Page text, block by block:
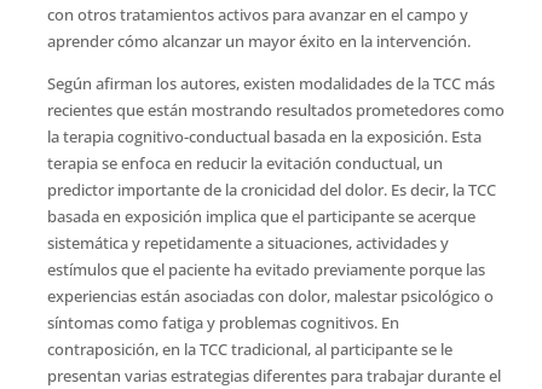
con otros tratamientos activos para avanzar en el campo y
aprender cómo alcanzar un mayor éxito en la intervención.
Según afirman los autores, existen modalidades de la TCC más
recientes que están mostrando resultados prometedores como
la terapia cognitivo-conductual basada en la exposición. Esta
terapia se enfoca en reducir la evitación conductual, un
predictor importante de la cronicidad del dolor. Es decir, la TCC
basada en exposición implica que el participante se acerque
sistemática y repetidamente a situaciones, actividades y
estímulos que el paciente ha evitado previamente porque las
experiencias están asociadas con dolor, malestar psicológico o
síntomas como fatiga y problemas cognitivos. En
contraposición, en la TCC tradicional, al participante se le
presentan varias estrategias diferentes para trabajar durante el